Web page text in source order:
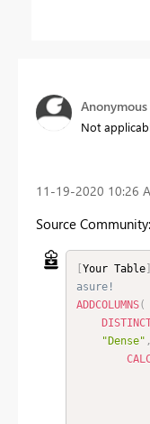
Anonymous
Not
‎11-19-2020 10:26
Source Community:
Your Table]
asure!
ADDCOLUMNS(
"Dense" ,